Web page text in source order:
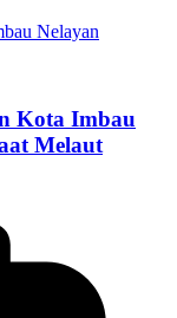
Kota Imbau
Melaut